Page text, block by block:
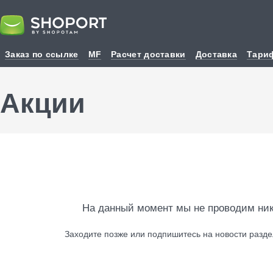
Заказ по ссылке MF Расчет доставки Доставка
Акции
На данный момент мы не проводим
Заходите позже или подпишитесь на новости